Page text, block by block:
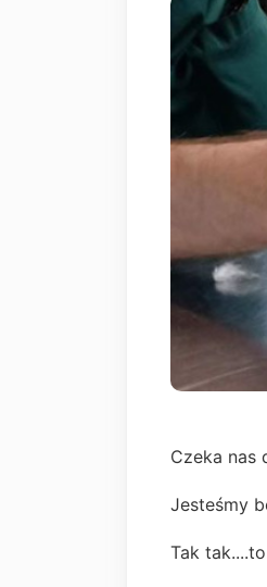
Czeka nas
Jesteśmy
Tak